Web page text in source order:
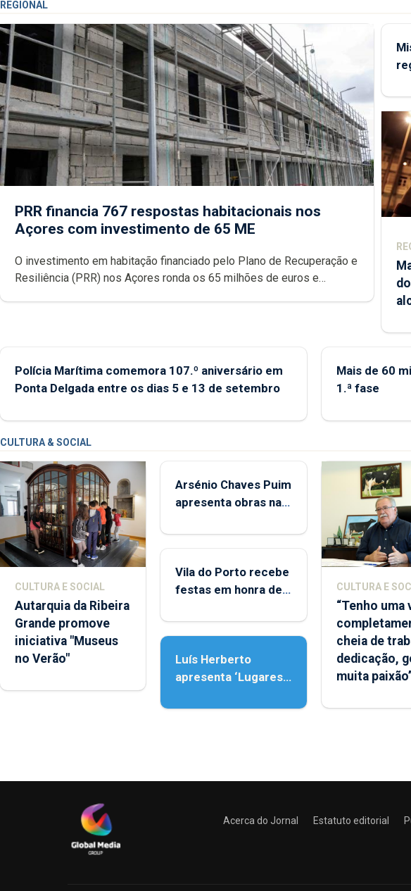
REGIONAL
PRR financia 767 respostas habitacionais nos
Açores com investimento de 65 ME
O investimento em habitação financiado pelo Plano de Recuperação e
Resiliência (PRR) nos Açores ronda os 65 milhões de euros e
Polícia Marítima comemora 107.º aniversário em
Ponta Delgada entre os dias 5 e 13 de setembro
Mais de 60
1.ª fase
CULTURA & SOCIAL
CULTURA E SOCIAL
Autarquia da Ribeira
Grande promove
iniciativa "Museus
no Verão"
Arsénio Chaves Puim
apresenta obras na
Porto
Vila do Porto recebe
festas em honra de
Assunção
Luís Herberto
apresenta ‘Lugares
CULTURA E
“Tenho uma
cheia de
dedicação,
muita
Acerca do Jornal Estatuto editorial